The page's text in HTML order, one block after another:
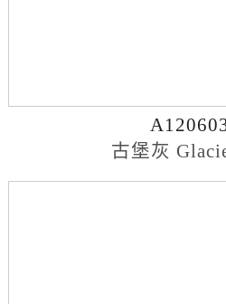
古堡灰